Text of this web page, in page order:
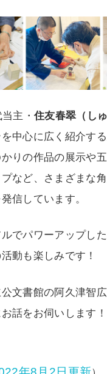
主・ 住友春翠（しゅ
中心に広く紹介す
りの作品の展示や
など、さまざまな
信しています。
ルでパワーアップし
動も楽しみです！
文書館の阿久津智
お話をお伺いします